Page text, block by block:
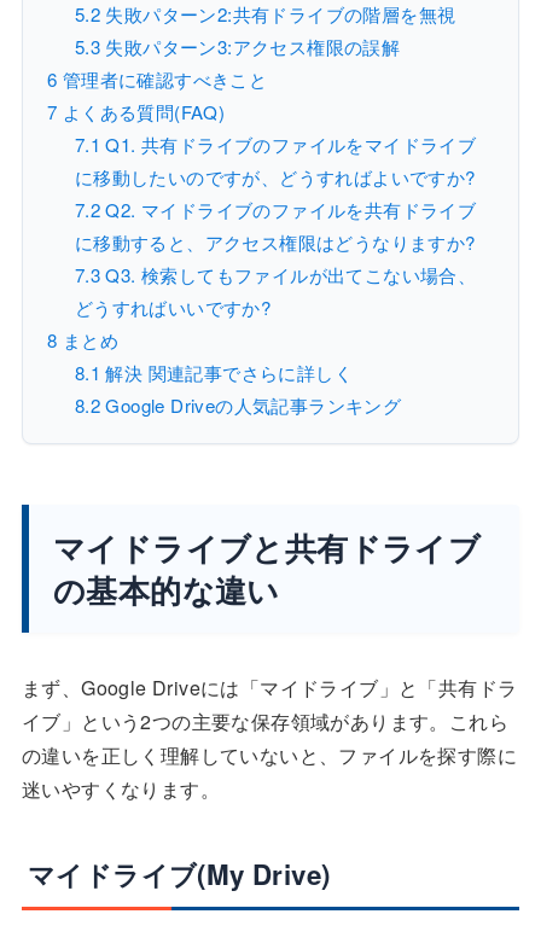
5.2失敗パターン2:共有ドライブの階層を無視
5.3失敗パターン3:アクセス権限の誤解
6 管理者に確認すべきこと
7 よくある質問(FAQ)
7.1 Q1. 共有ドライブのファイルをマイドライブ
に移動したいのですが、どうすればよいですか?
7.2Q2. マイドライブのファイルを共有ドライブ
に移動すると、アクセス権限はどうなりますか?
7.3Q3. 検索してもファイルが出てこない場合、
どうすればいいですか?
8 まとめ
8.1 解決 関連記事でさらに詳しく
8.2Google Driveの人気記事ランキング
マイドライブと共有ドライブ
の基本的な違い
まず、Google Driveには「マイドライブ」と「共有ドラ
イブ」という2つの主要な保存領域があります。これら
の違いを正しく理解していないと、ファイルを探す際に
迷いやすくなります。
マイドライブ(My Drive)